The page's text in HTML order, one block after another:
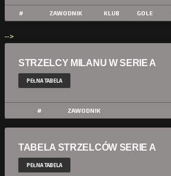
# ZAWODNIK KLUB GOLE
-->
STRZELCY MILANU W SERIE A
PEŁNA TABELA
# ZAWODNIK
TABELA STRZELCÓW SERIE A
PEŁNA TABELA